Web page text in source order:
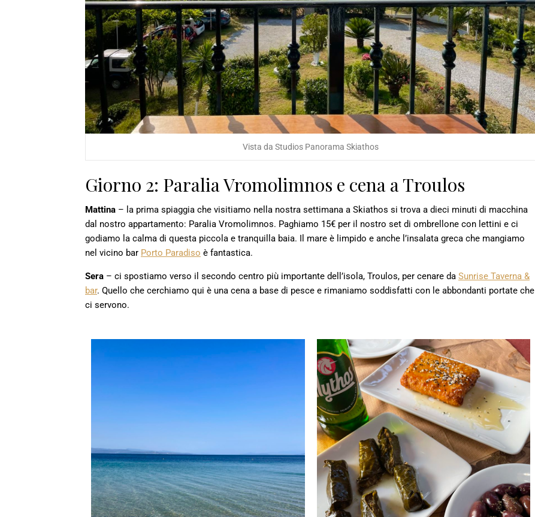
Vista da Studios Panorama Skiathos
Giorno 2: Paralia Vromolimnos e cena a Troulos
Mattina – la prima spiaggia che visitiamo nella nostra settimana a Skiathos si trova a dieci minuti di macchina
dal nostro appartamento: Paralia Vromolimnos. Paghiamo 15€ per il nostro set di ombrellone con lettini e ci
godiamo la calma di questa piccola e tranquilla baia. Il mare è limpido e anche l’insalata greca che mangiamo
nel vicino bar Porto Paradiso è fantastica.
Sera – ci spostiamo verso il secondo centro più importante dell’isola, Troulos, per cenare da Sunrise Taverna &
bar. Quello che cerchiamo qui è una cena a base di pesce e rimaniamo soddisfatti con le abbondanti portate che
ci servono.